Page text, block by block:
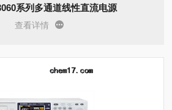
系列多通道线性直流电源
查看详情